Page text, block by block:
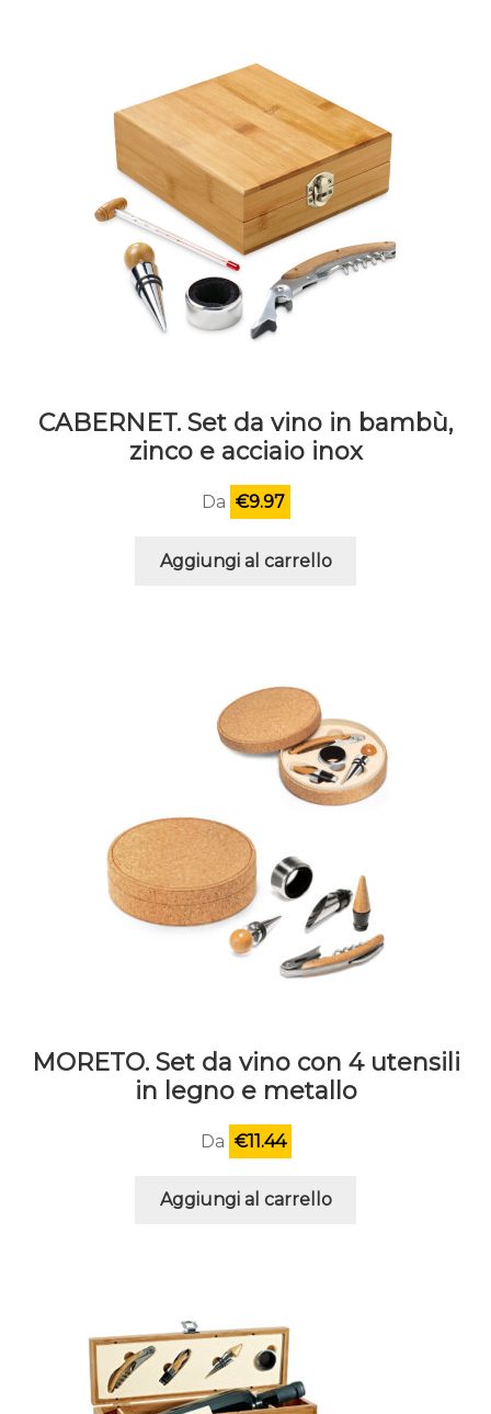
CABERNET. Set da vino in bambù,
zinco e acciaio inox
Da €9.97
Aggiungi al carrello
MORETO. Set da vino con 4 utensili
in legno e metallo
Da €11.44
Aggiungi al carrello